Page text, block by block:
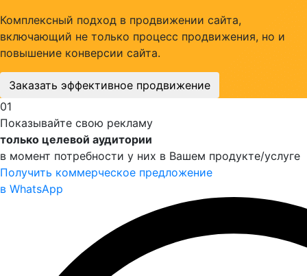
Комплексный подход в продвижении сайта,
включающий не только процесс продвижения, но и
повышение конверсии сайта.
Заказать эффективное продвижение
01
Показывайте свою рекламу
только целевой аудитории
в момент потребности у них в Вашем продукте/услуге
Получить коммерческое предложение
в WhatsApp